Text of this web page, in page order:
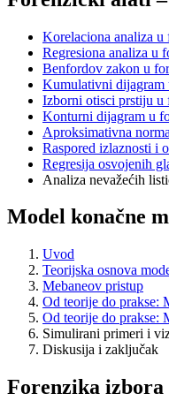
Korelaciona analiza u
Regresiona analiza u
Benfordov zakon u
Kumulativni dijagram
Izborni otisci prstiju u
Konturni dijagram u
Aproksimativna
Raspored izlaznosti i
Regresija osvojenih
Analiza nevažećih
Model konačne
Uvod
Teorijska osnova
Mebaneov pristup
Od teorije do prakse:
Od teorije do prakse:
Simulirani primeri i
Diskusija i zaključak
Forenzika